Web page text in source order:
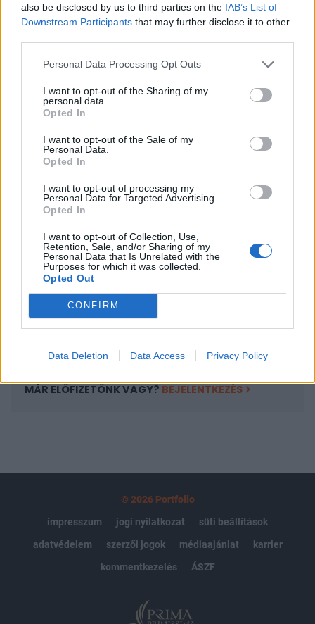
also be disclosed by us to third parties on the IAB’s List of
Downstream Participants that may further disclose it to other
Personal Data Processing Opt Outs
I want to opt-out of the Sharing of my
personal data.
Opted In
I want to opt-out of the Sale of my
Personal Data.
Opted In
I want to opt-out of processing my
Personal Data for Targeted Advertising.
Opted In
I want to opt-out of Collection, Use,
Retention, Sale, and/or Sharing of my
Personal Data that Is Unrelated with the
Purposes for which it was collected.
Opted Out
CONFIRM
Data Deletion Data Access Privacy Policy
Az olasz állam összesen 7 milliárd eurónyi tőkét fektetett a
ben pedig szintén többségi módon vett részt a bank
gazdasági miniszter úgy nyilatkozatott, hogy a kincstár
még év vége előtt szeretne eladni...
KEDVES OLVASÓNK!
A keresett cikk a portfolio.hu hírarchívumához
tartozik, melynek olvasása előfizetéses
Az előfizetés a következőket tartalmazza:
Portfolio.hu teljes cikkarchívum
Kötéslisták: BÉT elmúlt 2 év napon belüli
kötéslistái
MÁR ELŐFIZETŐNK VAGY? BEJELENTKEZÉS
© 2026 Portfolio
impresszum
jogi nyilatkozat
süti beállítások
adatvédelem
szerzői jogok médiaajánlat
karrier
kommentkezelés
ÁSZF